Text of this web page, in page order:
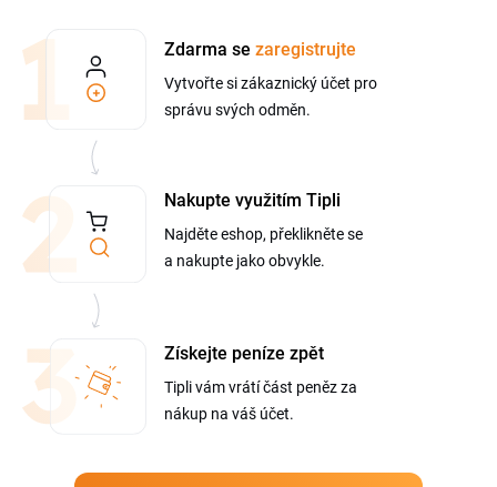
Zdarma se zaregistrujte
Vytvořte si zákaznický účet pro
správu svých odměn.
Nakupte využitím Tipli
Najděte eshop, překlikněte se
a nakupte jako obvykle.
Získejte peníze zpět
Tipli vám vrátí část peněz za
nákup na váš účet.